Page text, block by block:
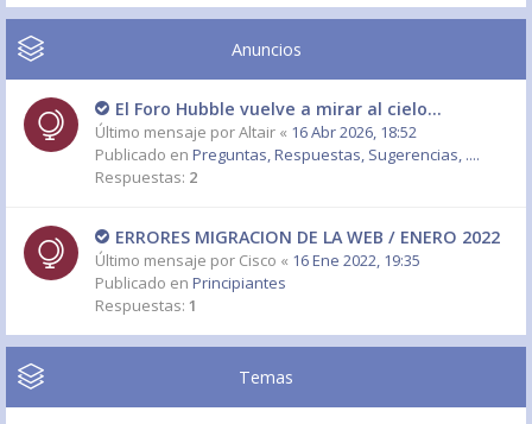
Anuncios
El Foro Hubble vuelve a mirar al cielo...
Último mensaje porAltair « 16 Abr 2026, 18:52
Publicado en Preguntas, Respuestas, Sugerencias, ....
Respuestas: 2
ERRORES MIGRACION DE LA WEB / ENERO 2022
Último mensaje por Cisco « 16 Ene 2022, 19:35
Publicado en Principiantes
Respuestas: 1
Temas